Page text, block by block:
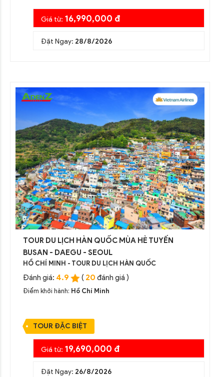
Giá từ: 16,990,000 đ
Đặt Ngay: 28/8/2026
TOUR DU LỊCH HÀN QUỐC MÙA HÈ TUYẾN
BUSAN - DAEGU - SEOUL
HỒ CHÍ MINH - TOUR DU LỊCH HÀN QUỐC
Đánh giá: 4.9 ( 20 đánh giá )
Điểm khởi hành: Hồ Chí Minh
TOUR ĐẶC BIỆT
Giá từ: 19,690,000 đ
Đặt Ngay: 26/8/2026